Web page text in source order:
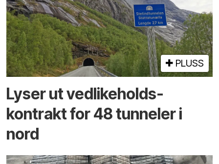
PLUSS
Lyser ut vedlikeholds­
kontrakt for 48 tunneler i
nord